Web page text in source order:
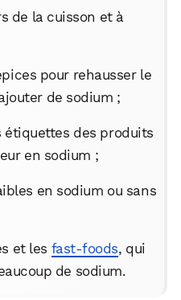
de la cuisson et à
pour rehausser le
de sodium ;
des produits
en sodium ;
en sodium ou sans
et les fast-foods, qui
de sodium.